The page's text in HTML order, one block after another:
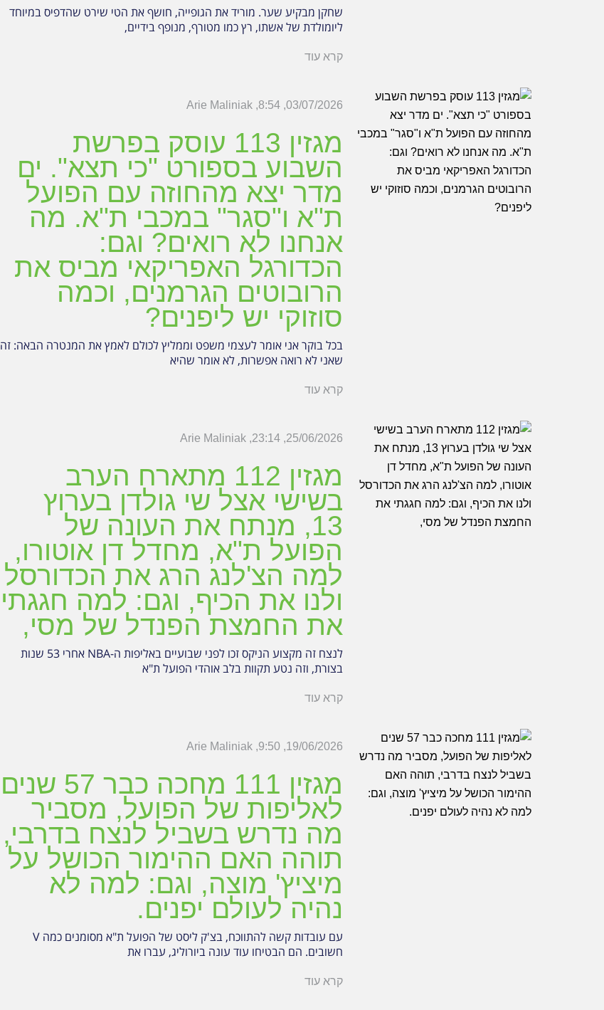
שחקן מבקיע שער. מוריד את הגופייה, חושף את הטי שירט שהדפיס במיוחד
ליומולדת של אשתו, רץ כמו מטורף, מנופף בידיים,
קרא עוד
03/07/2026
8:54
Arie Maliniak
מגזין 113 עוסק בפרשת
השבוע בספורט "כי תצא". ים
מדר יצא מהחוזה עם הפועל
ת"א ו"סגר" במכבי ת"א. מה
אנחנו לא רואים? וגם:
הכדורגל האפריקאי מביס את
הרובוטים הגרמנים, וכמה
סוזוקי יש ליפנים?
בכל בוקר אני אומר לעצמי משפט וממליץ לכולם לאמץ את המנטרה הבאה: זה
שאני לא רואה אפשרות, לא אומר שהיא
קרא עוד
25/06/2026
23:14
Arie Maliniak
מגזין 112 מתארח הערב
בשישי אצל שי גולדן בערוץ
13, מנתח את העונה של
הפועל ת"א, מחדל דן אוטורו,
למה הצ'לנג הרג את הכדורסל
ולנו את הכיף, וגם: למה חגגתי
את החמצת הפנדל של מסי,
לנצח זה מקצוע הניקס זכו לפני שבועיים באליפות ה-NBA אחרי 53 שנות
בצורת, וזה נטע תקוות בלב אוהדי הפועל ת"א
קרא עוד
19/06/2026
9:50
Arie Maliniak
מגזין 111 מחכה כבר 57 שנים
לאליפות של הפועל, מסביר
מה נדרש בשביל לנצח בדרבי,
תוהה האם ההימור הכושל על
מיציץ' מוצה, וגם: למה לא
נהיה לעולם יפנים.
עם עובדות קשה להתווכח, בצ'ק ליסט של הפועל ת"א מסומנים כמה V
חשובים. הם הבטיחו עוד עונה ביורוליג, עברו את
קרא עוד